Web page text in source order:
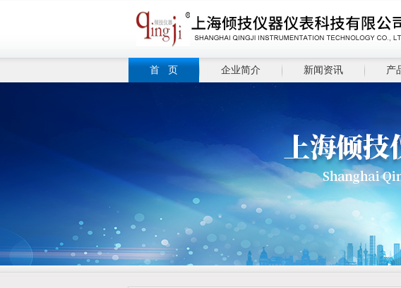
首 页 企业简介 新闻资讯 产